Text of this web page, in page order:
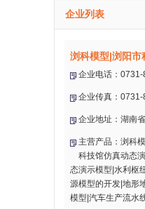
企业列表
浏科模型|浏阳市
企业电话：
企业传真：
企业地址：湖南
主营产品：浏科
科技馆仿真动态
态演示模型|水利枢
源模型的开发|地形
模型|汽车生产流水